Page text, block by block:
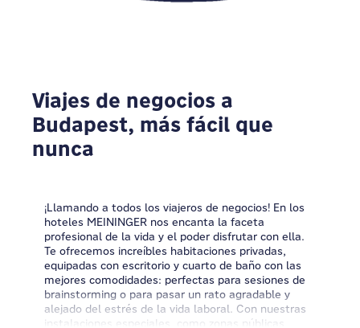
Viajes de negocios a
Budapest, más fácil que
nunca
¡Llamando a todos los viajeros de negocios! En los
hoteles MEININGER nos encanta la faceta
profesional de la vida y el poder disfrutar con ella.
Te ofrecemos increíbles habitaciones privadas,
equipadas con escritorio y cuarto de baño con las
mejores comodidades: perfectas para sesiones de
brainstorming o para pasar un rato agradable y
alejado del estrés de la vida laboral. Con nuestras
instalaciones especiales
, como zonas públicas